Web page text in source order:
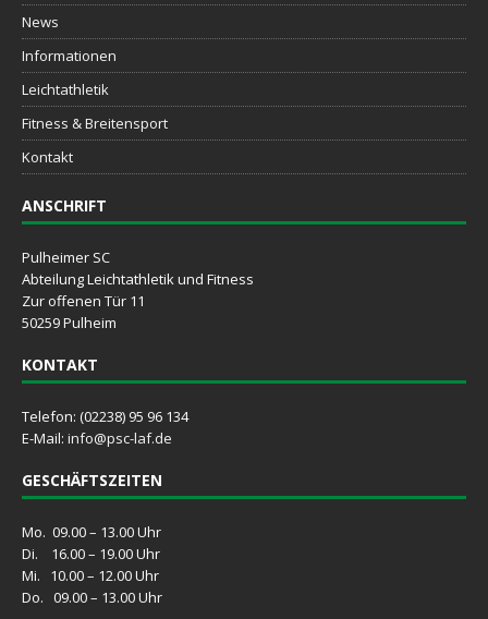
News
Informationen
Leichtathletik
Fitness & Breitensport
Kontakt
ANSCHRIFT
Pulheimer SC
Abteilung Leichtathletik und Fitness
Zur offenen Tür 11
50259 Pulheim
KONTAKT
Telefon: (02238) 95 96 134
E-Mail: info@psc-laf.de
GESCHÄFTSZEITEN
Mo. 09.00 – 13.00 Uhr
Di. 16.00 – 19.00 Uhr
Mi. 10.00 – 12.00 Uhr
Do. 09.00 – 13.00 Uhr